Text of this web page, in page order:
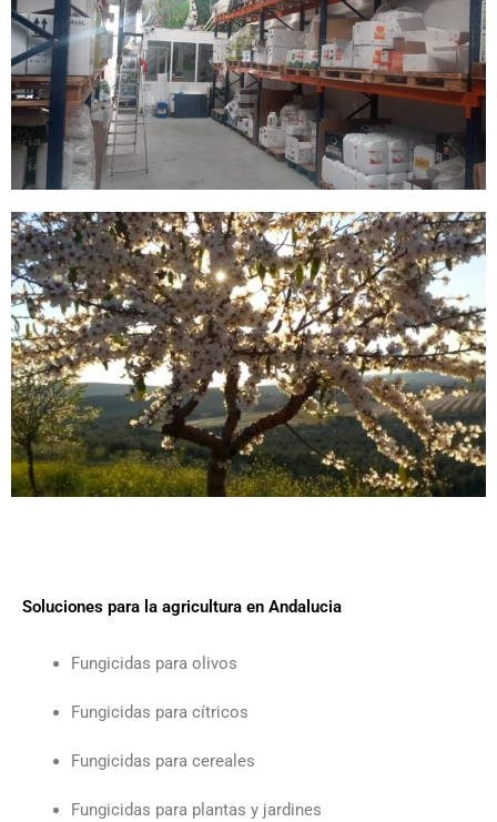
Soluciones para la agricultura en Andalucia
Fungicidas para olivos
Fungicidas para cítricos
Fungicidas para cereales
Fungicidas para plantas y jardines